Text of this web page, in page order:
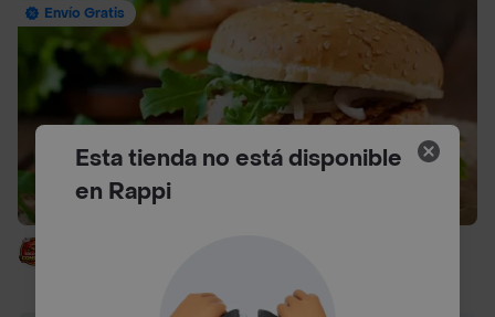
Envío Gratis
Esta tienda no está disponible
en Rappi